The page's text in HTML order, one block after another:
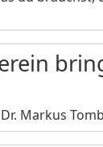
Markus